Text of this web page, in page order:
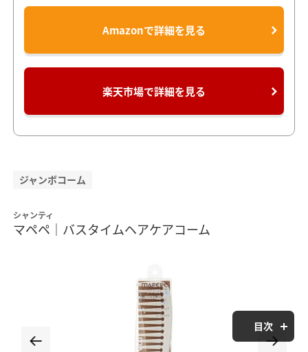
Amazonで詳細を見る
楽天市場で詳細を見る
ジャンボコーム
シャンティ
マペペ｜バスタイムヘアケアコーム
目次